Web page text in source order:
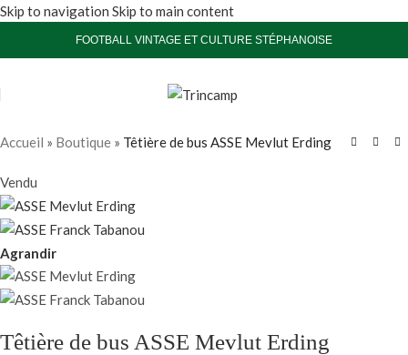
Skip to navigation Skip to main content
FOOTBALL VINTAGE ET CULTURE STÉPHANOISE
Accueil » Boutique » Têtière de bus ASSE Mevlut Erding
Vendu
Agrandir
Têtière de bus ASSE Mevlut Erding